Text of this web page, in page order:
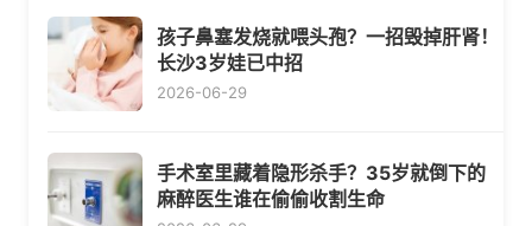
孩子鼻塞发烧就喂头孢？一招毁掉肝肾！
长沙3岁娃已中招
2026-06-29
手术室里藏着隐形杀手？35岁就倒下的
麻醉医生谁在偷偷收割生命